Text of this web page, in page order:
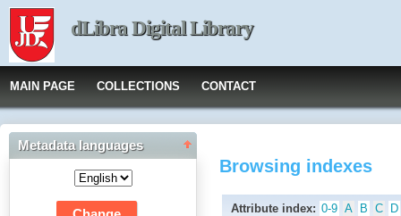
dLibra Digital Library
MAIN PAGE COLLECTIONS CONTACT
Metadata languages
Browsing indexes
Attribute index: 0-9 A B C D